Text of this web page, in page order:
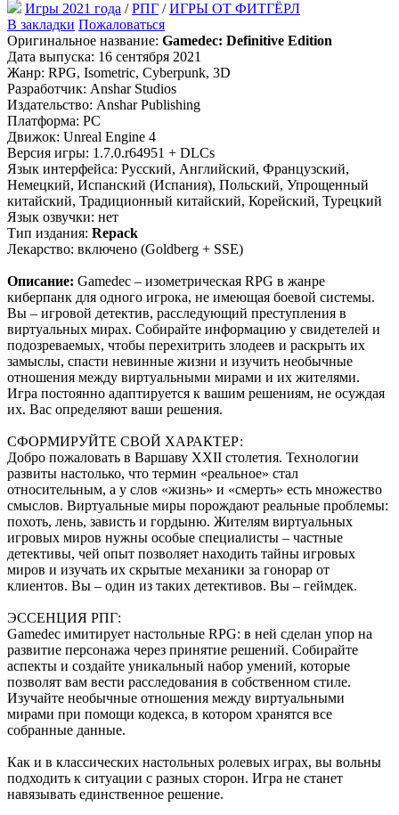
Игры 2021 года /РПГ /ИГРЫ ОТ ФИТГЁРЛ
В закладки Пожаловаться
Оригинальное название: Gamedec: Definitive Edition
Дата выпуска: 16 сентября 2021
Жанр: RPG, Isometric, Cyberpunk, 3D
Разработчик: Anshar Studios
Издательство: Anshar Publishing
Платформа: PC
Движок: Unreal Engine 4
Версия игры: 1.7.0.r64951 + DLCs
Язык интерфейса: Pусский, Английский, Французский,
Немецкий, Испанский (Испания), Польский, Упрощенный
китайский, Традиционный китайский, Корейский, Турецкий
Язык озвучки: нет
Тип издания: Repack
Лекарство: включено (Goldberg + SSE)
Описание: Gamedec – изометрическая RPG в жанре
киберпанк для одного игрока, не имеющая боевой системы.
Вы – игровой детектив, расследующий преступления в
виртуальных мирах. Собирайте информацию у свидетелей и
подозреваемых, чтобы перехитрить злодеев и раскрыть их
замыслы, спасти невинные жизни и изучить необычные
отношения между виртуальными мирами и их жителями.
Игра постоянно адаптируется к вашим решениям, не осуждая
их. Вас определяют ваши решения.
СФОРМИРУЙТЕ СВОЙ ХАРАКТЕР:
Добро пожаловать в Варшаву XXII столетия. Технологии
развиты настолько, что термин «реальное» стал
относительным, а у слов «жизнь» и «смерть» есть множество
смыслов. Виртуальные миры порождают реальные проблемы:
похоть, лень, зависть и гордыню. Жителям виртуальных
игровых миров нужны особые специалисты – частные
детективы, чей опыт позволяет находить тайны игровых
миров и изучать их скрытые механики за гонорар от
клиентов. Вы – один из таких детективов. Вы – геймдек.
ЭССЕНЦИЯ РПГ:
Gamedec имитирует настольные RPG: в ней сделан упор на
развитие персонажа через принятие решений. Собирайте
аспекты и создайте уникальный набор умений, которые
позволят вам вести расследования в собственном стиле.
Изучайте необычные отношения между виртуальными
мирами при помощи кодекса, в котором хранятся все
собранные данные.
Как и в классических настольных ролевых играх, вы вольны
подходить к ситуации с разных сторон. Игра не станет
навязывать единственное решение.